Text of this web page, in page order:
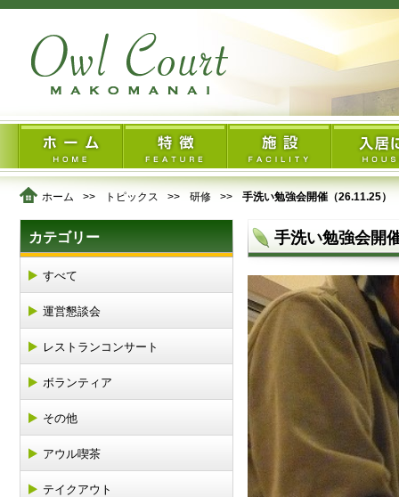
ホーム トピックス 研修 手洗い勉強会開催（26.11.25）
カテゴリー
すべて
運営懇談会
レストランコンサート
ボランティア
その他
アウル喫茶
テイクアウト
手洗い勉強会開